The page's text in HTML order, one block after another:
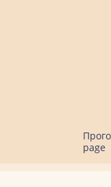
page